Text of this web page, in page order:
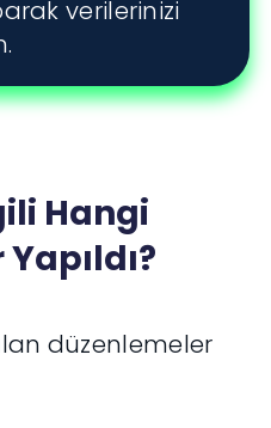
verilerinizi
Hangi
düzenlemeler